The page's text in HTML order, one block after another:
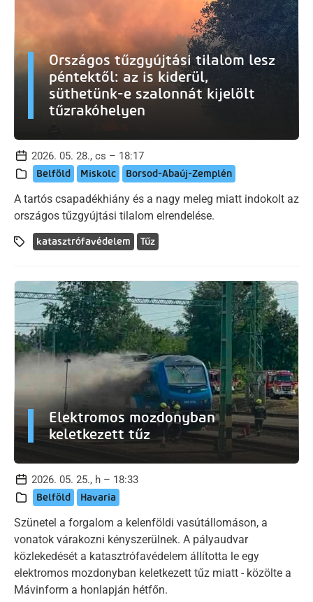
Országos tűzgyújtási tilalom lesz
péntektől: az is kiderül,
süthetünk-e szalonnát kijelölt
tűzrakóhelyen
2026. 05. 28., cs – 18:17
Belföld Miskolc Borsod-Abaúj-Zemplén
A tartós csapadékhiány és a nagy meleg miatt indokolt az
országos tűzgyújtási tilalom elrendelése.
katasztrófavédelem Tűz
Elektromos mozdonyban
keletkezett tűz
2026. 05. 25., h – 18:33
Belföld Havaria
Szünetel a forgalom a kelenföldi vasútállomáson, a
vonatok várakozni kényszerülnek. A pályaudvar
közlekedését a katasztrófavédelem állította le egy
elektromos mozdonyban keletkezett tűz miatt - közölte a
Mávinform a honlapján hétfőn.